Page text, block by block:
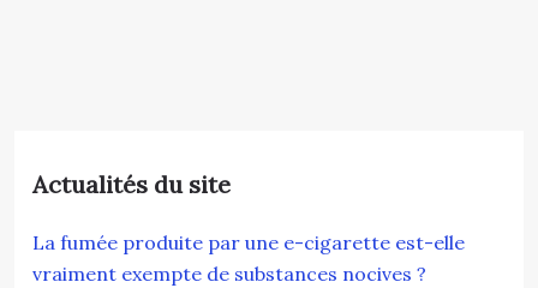
Actualités du site
La fumée produite par une e-cigarette est-elle
vraiment exempte de substances nocives ?